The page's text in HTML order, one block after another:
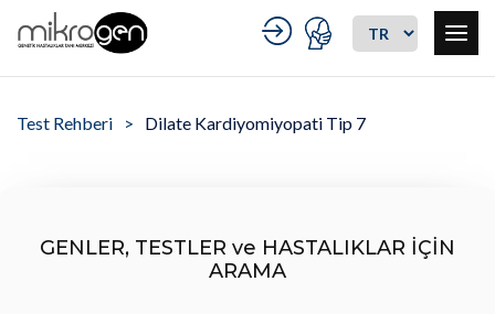
Test Rehberi Dilate Kardiyomiyopati Tip 7
GENLER, TESTLER ve HASTALIKLAR İÇİN
ARAMA